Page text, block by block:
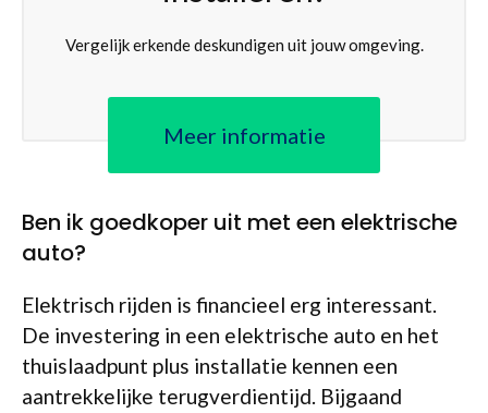
Vergelijk erkende deskundigen uit jouw omgeving.
Meer informatie
Ben ik goedkoper uit met een elektrische
auto?
Elektrisch rijden is financieel erg interessant.
De investering in een elektrische auto en het
thuislaadpunt plus installatie kennen een
aantrekkelijke terugverdientijd. Bijgaand